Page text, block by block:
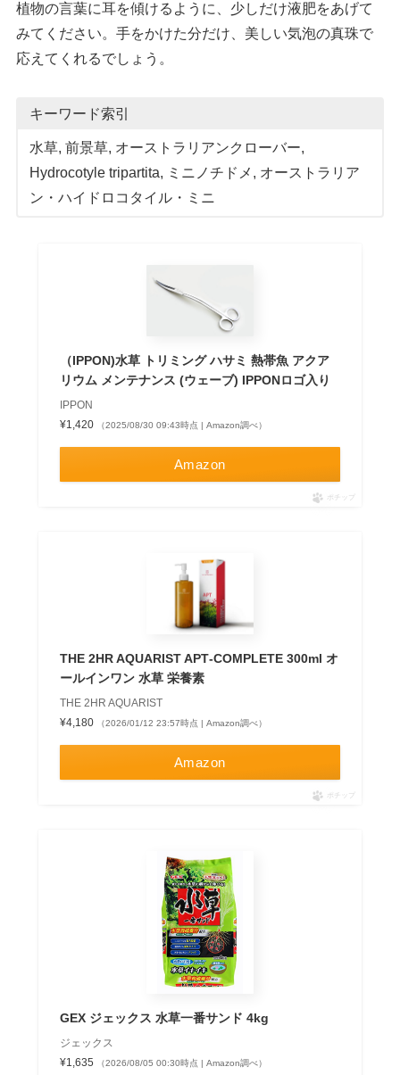
植物の言葉に耳を傾けるように、少しだけ液肥をあげて
みてください。手をかけた分だけ、美しい気泡の真珠で
応えてくれるでしょう。
キーワード索引
水草, 前景草, オーストラリアンクローバー
Hydrocotyle tripartita, ミニノチドメ , オーストラリア
ン・ハイドロコタイル・ミニ
（IPPON)水草 トリミング ハサミ 熱帯魚 アクア
リウム メンテナンス (ウェーブ) IPPONロゴ入り
IPPON
¥1,420
（2025/08/30 09:43時点 | Amazon調べ）
Amazon
ポチップ
THE 2HR AQUARIST APT‐COMPLETE 300ml オ
ールインワン 水草 栄養素
THE 2HR AQUARIST
¥4,180
（2026/01/12 23:57時点 | Amazon調べ）
Amazon
ポチップ
GEX ジェックス 水草一番サンド 4kg
ジェックス
¥1,635
（2026/08/05 00:30時点 | Amazon調べ）